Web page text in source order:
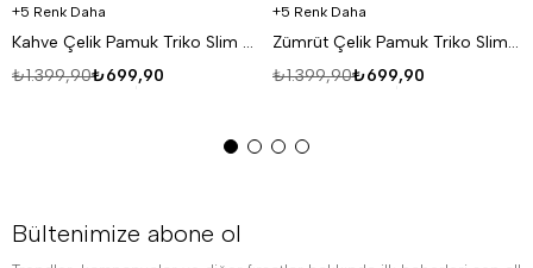
5 Renk Daha
Kahve Çelik Pamuk Triko Slim Fit SNZ 7281
₺699,90
₺1.399,90
5 Renk Daha
Zümrüt Çelik Pamuk Triko Slim Fit SNZ 7281
₺699,90
₺1.399,90
Bültenimize abone ol